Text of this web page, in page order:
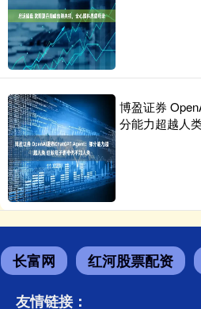
博盈证券
分能力超越人
长富网 红河股票配资
友情链接：